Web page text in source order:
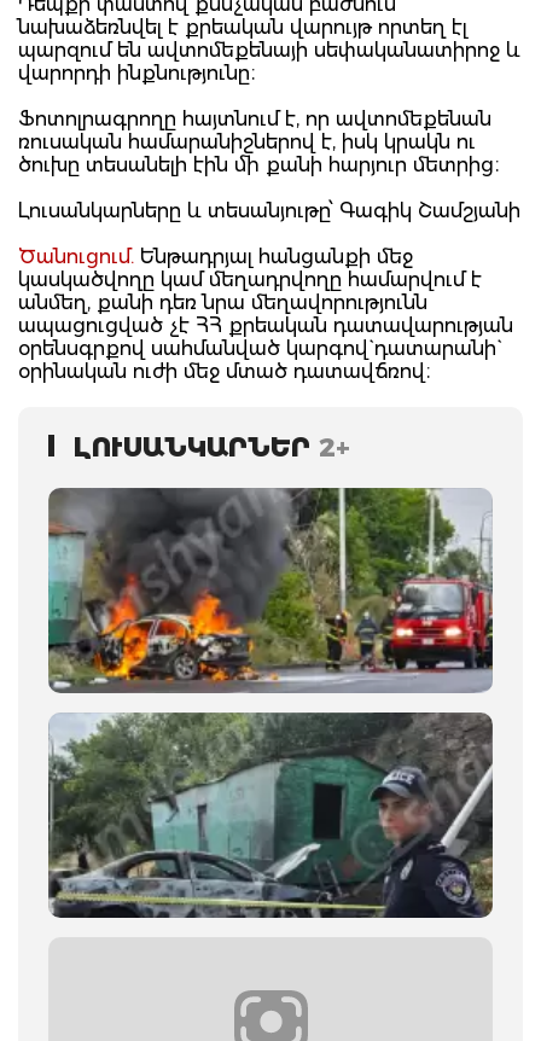
նախաձեռնվել է քրեական վարույթ որտեղ էլ
պարզում են ավտոմեքենայի սեփականատիրոջ և
վարորդի ինքնությունը։
Ֆոտոլրագրողը հայտնում է, որ ավտոմեքենան
ռուսական համարանիշներով է, իսկ կրակն ու
ծուխը տեսանելի էին մի քանի հարյուր մետրից։
Լուսանկարները և տեսանյութը՝ Գագիկ Շամշյանի
Ծանուցում. Ենթադրյալ հանցանքի մեջ
կասկածվողը կամ մեղադրվողը համարվում է
անմեղ, քանի դեռ նրա մեղավորությունն
ապացուցված չէ ՀՀ քրեական դատավարության
օրենսգրքով սահմանված կարգով` դատարանի`
օրինական ուժի մեջ մտած դատավճռով։
ԼՈՒՍԱՆԿԱՐՆԵՐ 2+